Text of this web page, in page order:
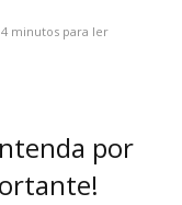
4 minutos para ler
por